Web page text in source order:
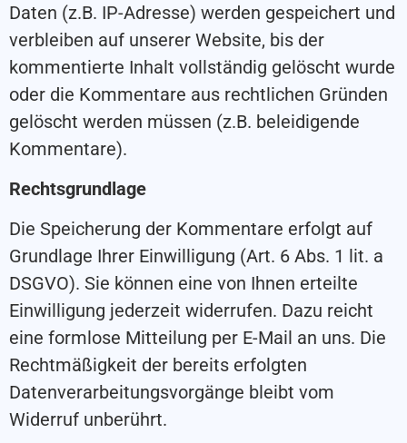
Daten (z.B. IP-Adresse) werden gespeichert und
verbleiben auf unserer Website, bis der
kommentierte Inhalt vollständig gelöscht wurde
oder die Kommentare aus rechtlichen Gründen
gelöscht werden müssen (z.B. beleidigende
Kommentare).
Rechtsgrundlage
Die Speicherung der Kommentare erfolgt auf
Grundlage Ihrer Einwilligung (Art. 6 Abs. 1 lit. a
DSGVO). Sie können eine von Ihnen erteilte
Einwilligung jederzeit widerrufen. Dazu reicht
eine formlose Mitteilung per E-Mail an uns. Die
Rechtmäßigkeit der bereits erfolgten
Datenverarbeitungsvorgänge bleibt vom
Widerruf unberührt.